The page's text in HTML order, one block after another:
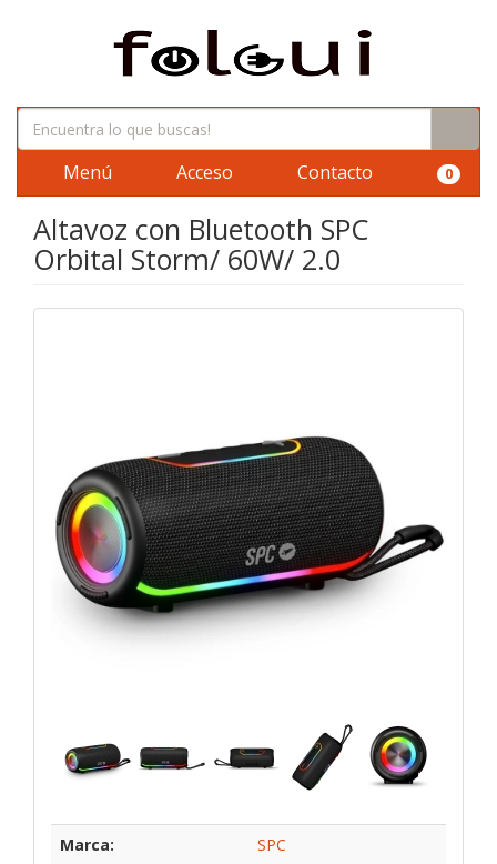
Menú Acceso Contacto 0
Altavoz con Bluetooth SPC
Orbital Storm/ 60W/ 2.0
Marca:
SPC